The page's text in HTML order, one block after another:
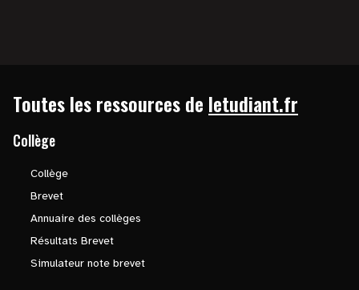
Toutes les ressources de letudiant.fr
Collège
Collège
Brevet
Annuaire des collèges
Résultats Brevet
Simulateur note brevet